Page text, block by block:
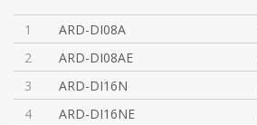
1 ARD-DI08A
2
ARD-DI08AE
3
ARD-DI16N
4
ARD-DI16NE